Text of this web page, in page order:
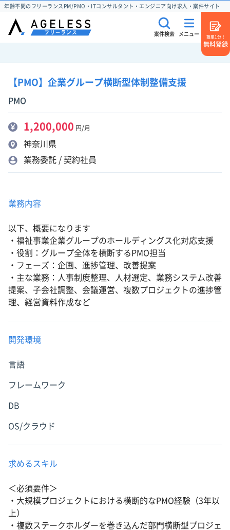
年齢不問のフリーランスPM/PMO・ITコンサルタント・エンジニア向け求人・案件サイト
案件検索 メニュー
簡単1分！
無料登録
【PMO】企業グループ横断型体制整備支援
PMO
1,200,000 円/月
神奈川県
業務委託 / 契約社員
業務内容
以下、概要になります
・福祉事業企業グループのホールディングス化対応支援
・役割：グループ全体を横断するPMO担当
・フェーズ：企画、進捗管理、改善提案
・主な業務：人事制度整理、人材選定、業務システム改善
提案、子会社調整、会議運営、複数プロジェクトの進捗管
理、経営資料作成など
開発環境
言語
フレームワーク
DB
OS/クラウド
求めるスキル
＜必須要件＞
・大規模プロジェクトにおける横断的なPMO経験（3年以
上）
・複数ステークホルダーを巻き込んだ部門横断型プロジェ